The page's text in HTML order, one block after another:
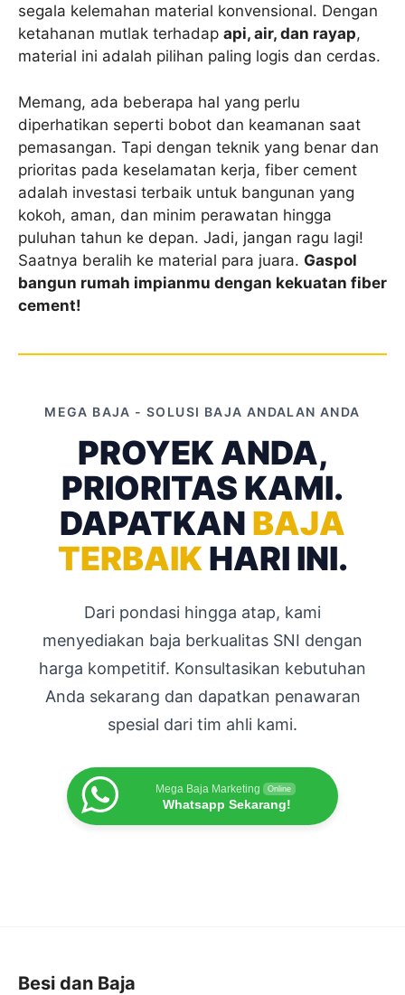
segala kelemahan material konvensional. Dengan
ketahanan mutlak terhadap api, air, dan rayap,
material ini adalah pilihan paling logis dan cerdas.
Memang, ada beberapa hal yang perlu
diperhatikan seperti bobot dan keamanan saat
pemasangan. Tapi dengan teknik yang benar dan
prioritas pada keselamatan kerja, fiber cement
adalah investasi terbaik untuk bangunan yang
kokoh, aman, dan minim perawatan hingga
puluhan tahun ke depan. Jadi, jangan ragu lagi!
Saatnya beralih ke material para juara. Gaspol
bangun rumah impianmu dengan kekuatan fiber
cement!
MEGA BAJA - SOLUSI BAJA ANDALAN ANDA
PROYEK ANDA,
PRIORITAS KAMI.
DAPATKAN BAJA
TERBAIK HARI INI.
Dari pondasi hingga atap, kami
menyediakan baja berkualitas SNI dengan
harga kompetitif. Konsultasikan kebutuhan
Anda sekarang dan dapatkan penawaran
spesial dari tim ahli kami.
Mega Baja Marketing Online
Whatsapp Sekarang!
Besi dan Baja